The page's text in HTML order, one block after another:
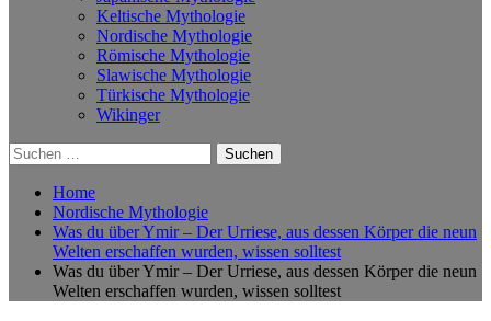
Keltische Mythologie
Nordische Mythologie
Römische Mythologie
Slawische Mythologie
Türkische Mythologie
Wikinger
Suchen
nach:
Home
Nordische Mythologie
Was du über Ymir – Der Urriese, aus dessen Körper die neun
Welten erschaffen wurden, wissen solltest
Was du über Ymir – Der Urriese, aus dessen Körper die neun
Welten erschaffen wurden, wissen solltest